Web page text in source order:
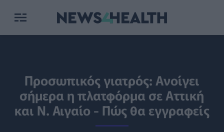
Προσωπικός γιατρός: Ανοίγει
σήμερα η πλατφόρμα σε Αττική
και Ν. Αιγαίο - Πώς θα εγγραφείς